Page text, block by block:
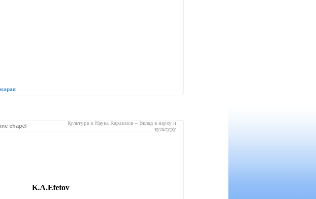
chapel Культура и Наука Караимов» Вклад в науку и
культуру
K.A.Efetov